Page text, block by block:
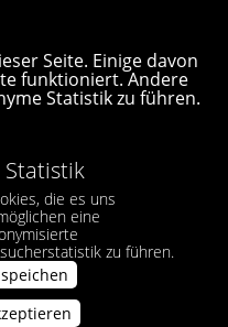
Seite. Einige davon
funktioniert. Andere
Statistik zu führen.
Statistik
die es uns
eine
zu führen.